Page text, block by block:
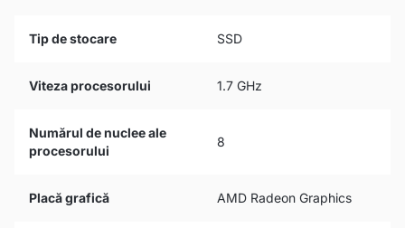
Tip de stocare SSD
Viteza procesorului 1.7 GHz
Numărul de nuclee ale
procesorului
8
Placă grafică AMD Radeon Graphics